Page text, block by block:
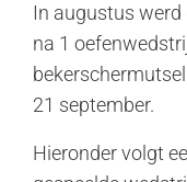
In augustus
na 1
21 september.
Hieronder volgt